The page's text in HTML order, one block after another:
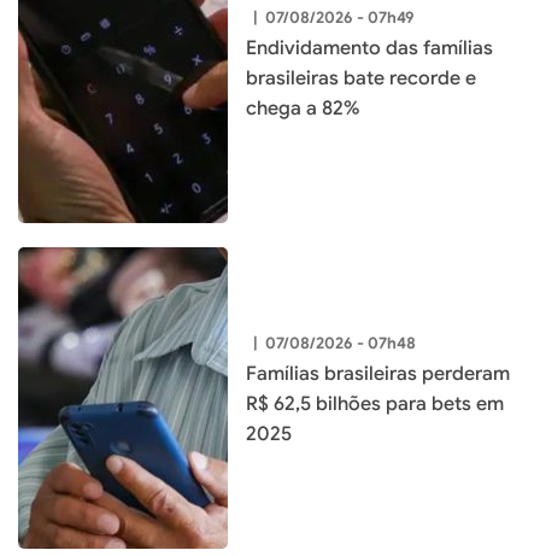
| 07/08/2026 - 07h49
Endividamento das famílias
brasileiras bate recorde e
chega a 82%
| 07/08/2026 - 07h48
Famílias brasileiras perderam
R$ 62,5 bilhões para bets em
2025